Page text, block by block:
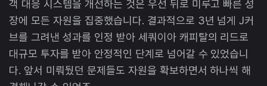
객 대응 시스템을 개선하는 것은 우선 뒤로 미루고 빠른 성
장에 모든 자원을 집중했습니다. 결과적으로 3년 넘게 J커
브를 그려낸 성과를 인정 받아 세쿼이아 캐피탈의 리드로
대규모 투자를 받아 안정적인 단계로 넘어갈 수 있었습니
다. 앞서 미뤄뒀던 문제들도 자원을 확보하면서 하나씩 해